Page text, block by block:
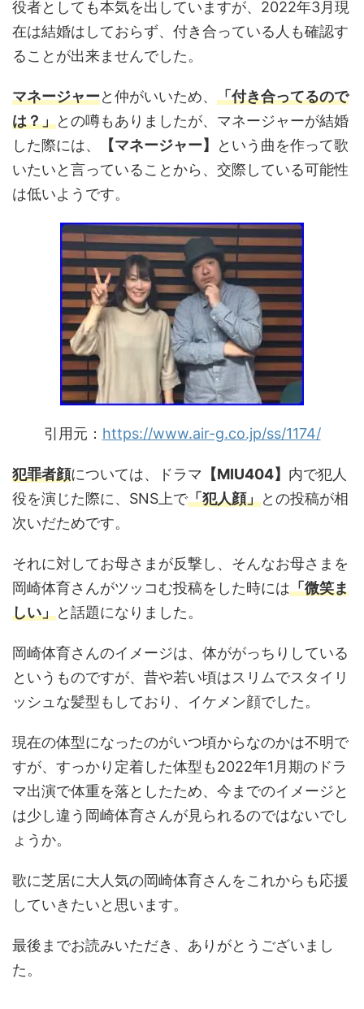
役者としても本気を出していますが、2022年3月現
在は結婚はしておらず、付き合っている人も確認す
ることが出来ませんでした。
マネージャーと仲がいいため、 「付き合ってるので
は？」との噂もありましたが、マネージャーが結婚
した際には、
【マネージャー】
という曲を作って歌
いたいと言っていることから、交際している可能性
は低いようです。
引用元： https://www.air-g.co.jp/ss/1174/
犯罪者顔については、ドラマ 【MIU404】 内で犯人
役を演じた際に、SNS上で「犯人顔」との投稿が相
次いだためです。
それに対してお母さまが反撃し、そんなお母さまを
岡崎体育さんがツッコむ投稿をした時には「微笑ま
しい」と話題になりました。
岡崎体育さんのイメージは、体ががっちりしている
というものですが、昔や若い頃はスリムでスタイリ
ッシュな髪型もしており、イケメン顔でした。
現在の体型になったのがいつ頃からなのかは不明で
すが、すっかり定着した体型も2022年1月期のドラ
マ出演で体重を落としたため、今までのイメージと
は少し違う岡崎体育さんが見られるのではないでし
ょうか。
歌に芝居に大人気の岡崎体育さんをこれからも応援
していきたいと思います。
最後までお読みいただき、ありがとうございまし
た。